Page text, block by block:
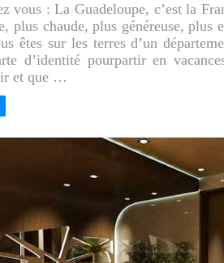
vous : La Guadeloupe, c’est la
plus chaude, plus généreuse, plus
êtes sur les terres d’un
d’identité pourpartir en
et que …